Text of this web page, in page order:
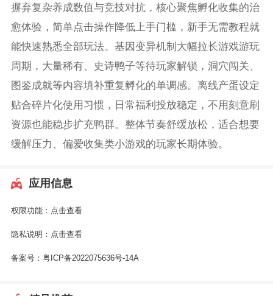
摒弃复杂养成数值与竞技对抗，核心聚焦孵化收集的治
愈体验，简单点击操作降低上手门槛，新手无需教程就
能快速熟悉全部玩法。基因变异机制大幅拉长游戏游玩
周期，大量稀有、史诗鸭子等待玩家解锁，洞穴闯关、
图鉴成就等内容填补重复孵化的单调感。离线产蛋设定
贴合碎片化使用习惯，日常福利投放稳定，不用刻意刷
资源也能稳步扩充鸭群。整体节奏舒缓放松，适合想要
缓解压力、偏爱收集类小游戏的玩家长期体验。
应用信息
权限功能： 点击查看
隐私说明： 点击查看
备案号： 粤ICP备2022075636号-14A